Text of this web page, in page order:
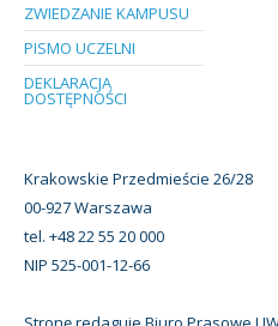
ZWIEDZANIE KAMPUSU
PISMO UCZELNI
DEKLARACJA
DOSTĘPNOŚCI
Krakowskie Przedmieście 26/28
00-927 Warszawa
tel. +48 22 55 20 000
NIP 525-001-12-66